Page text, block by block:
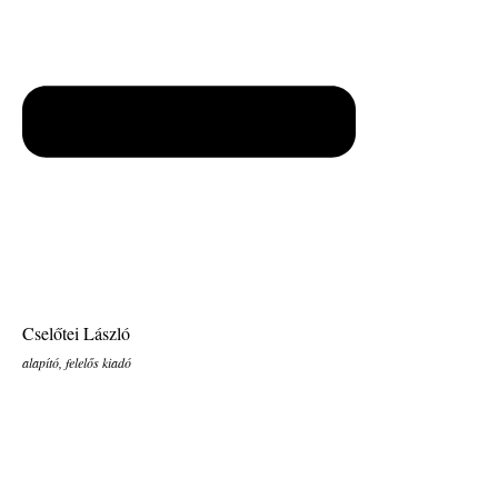
Cselőtei László
alapító, felelős kiadó